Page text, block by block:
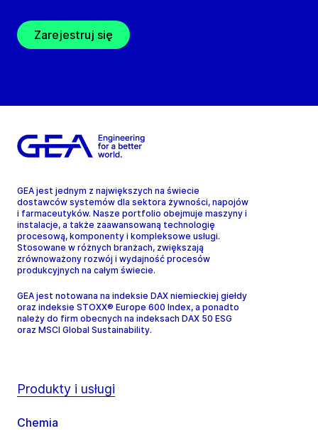
Zarejestruj się
GEA jest jednym z największych na świecie
dostawców systemów dla sektora żywności, napojów
i farmaceutyków. Nasze portfolio obejmuje maszyny i
instalacje, a także zaawansowaną technologię
procesową, komponenty i kompleksowe usługi.
Stosowane w różnych branżach, zwiększają
zrównoważony rozwój i wydajność procesów
produkcyjnych na całym świecie.
GEA jest notowana na indeksie DAX niemieckiej giełdy
oraz indeksie STOXX® Europe 600 Index, a ponadto
należy do firm obecnych na indeksach DAX 50 ESG
oraz MSCI Global Sustainability.
Produkty i usługi
Chemia